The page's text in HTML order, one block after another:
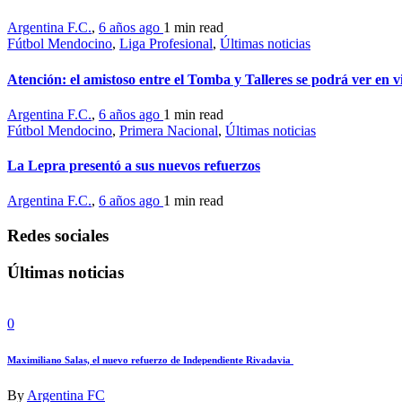
Argentina F.C., 6 años ago 1 min read
Fútbol Mendocino, Liga Profesional, Últimas noticias
Atención: el amistoso entre el Tomba y Talleres se podrá ver en
Argentina F.C., 6 años ago 1 min read
Fútbol Mendocino, Primera Nacional, Últimas noticias
La Lepra presentó a sus nuevos refuerzos
Argentina F.C., 6 años ago 1 min read
Redes sociales
Últimas noticias
0
Maximiliano Salas, el nuevo refuerzo de Independiente Rivadavia
By Argentina FC